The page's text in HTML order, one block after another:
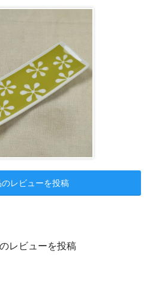
のレビューを投稿
レビューを投稿